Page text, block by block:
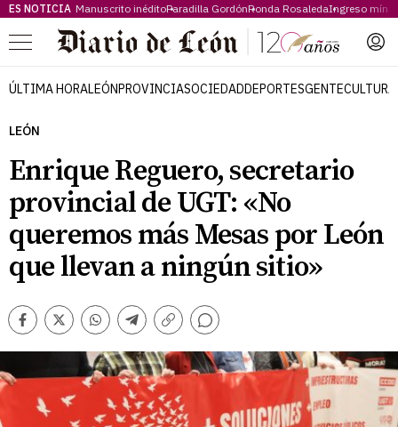
ES NOTICIA Manuscrito inéditoParadilla GordónRonda RosaledaIngreso
Menú
ÚLTIMA HORALEÓNPROVINCIASOCIEDADDEPORTESGENTECULTURA
LEÓN
Enrique Reguero, secretario
provincial de UGT: «No
queremos más Mesas por León
que llevan a ningún sitio»
Facebook
TwitterWhatsappTelegram
Copiar
Comentarios